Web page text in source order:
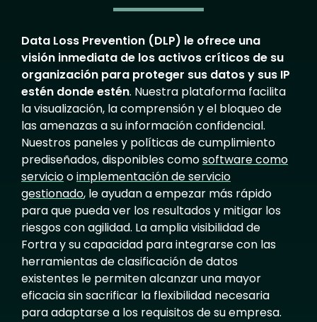
Data Loss Prevention (DLP) le ofrece una
visión inmediata de los activos críticos de su
organización para proteger sus datos y sus IP
estén donde estén. Nuestra plataforma facilita
la visualización, la comprensión y el bloqueo de
las amenazas a su información confidencial.
Nuestros paneles y políticas de cumplimiento
prediseñados, disponibles comosoftware como
serviciooimplementación de servicio
gestionado, le ayudan a empezar más rápido
para que pueda ver los resultados y mitigar los
riesgos con agilidad. La amplia visibilidad de
Fortra y su capacidad para integrarse con las
herramientas de clasificación de datos
existentes le permiten alcanzar una mayor
eficacia sin sacrificar la flexibilidad necesaria
para adaptarse a los requisitos de su empresa.